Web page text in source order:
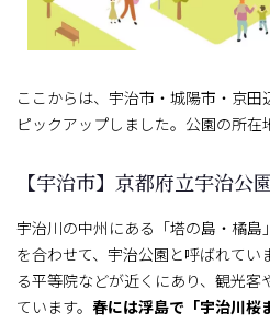
ここからは、宇治市・城陽市・京
ピックアップしました。公園の所在
【宇治市】京都府立宇治公
宇治川の中州にある「塔の島・橘島
を合わせて、宇治公園と呼ばれてい
る平等院などが近くにあり、観光客
ています。 春には浮島で「宇治川桜